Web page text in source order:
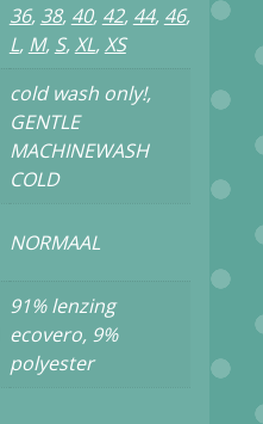
36, 38, 40, 42, 44, 46,
L, M, S,XL,XS
cold wash only!,
GENTLE
MACHINEWASH
COLD
NORMAAL
91% lenzing
ecovero, 9%
polyester